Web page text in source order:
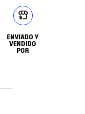
ENVIADO Y
VENDIDO
POR